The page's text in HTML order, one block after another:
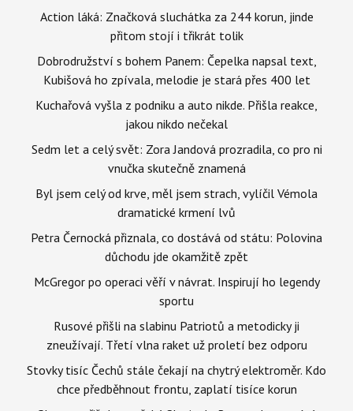
Action láká: Značková sluchátka za 244 korun, jinde
přitom stojí i třikrát tolik
Dobrodružství s bohem Panem: Čepelka napsal text,
Kubišová ho zpívala, melodie je stará přes 400 let
Kuchařová vyšla z podniku a auto nikde. Přišla reakce,
jakou nikdo nečekal
Sedm let a celý svět: Zora Jandová prozradila, co pro ni
vnučka skutečně znamená
Byl jsem celý od krve, měl jsem strach, vylíčil Vémola
dramatické krmení lvů
Petra Černocká přiznala, co dostává od státu: Polovina
důchodu jde okamžitě zpět
McGregor po operaci věří v návrat. Inspirují ho legendy
sportu
Rusové přišli na slabinu Patriotů a metodicky ji
zneužívají. Třetí vlna raket už proletí bez odporu
Stovky tisíc Čechů stále čekají na chytrý elektroměr. Kdo
chce předběhnout frontu, zaplatí tisíce korun